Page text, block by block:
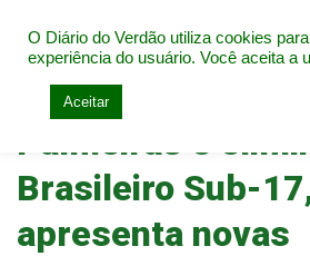
Home Base do Palmeiras
Palmeiras é
Brasileiro Sub-
apresenta novas
O Diário do Verdão utiliza cookies
experiência do usuário. Você aceita a
Aceitar